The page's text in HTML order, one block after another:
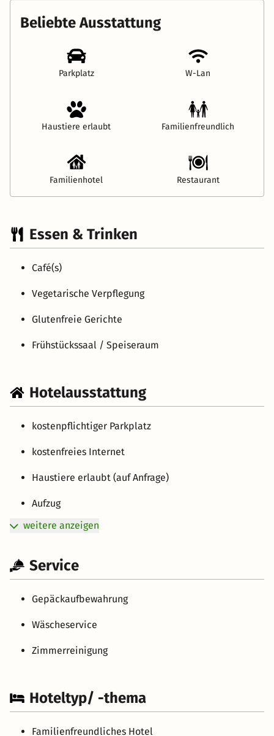
Beliebte Ausstattung
Parkplatz W-Lan
Haustiere erlaubt Familienfreundlich
Familienhotel Restaurant
Essen & Trinken
Café(s)
Vegetarische Verpflegung
Glutenfreie Gerichte
Frühstückssaal / Speiseraum
Hotelausstattung
kostenpflichtiger Parkplatz
kostenfreies Internet
Haustiere erlaubt (auf Anfrage)
Aufzug
weitere anzeigen
Service
Gepäckaufbewahrung
Wäscheservice
Zimmerreinigung
Hoteltyp/ -thema
Familienfreundliches Hotel